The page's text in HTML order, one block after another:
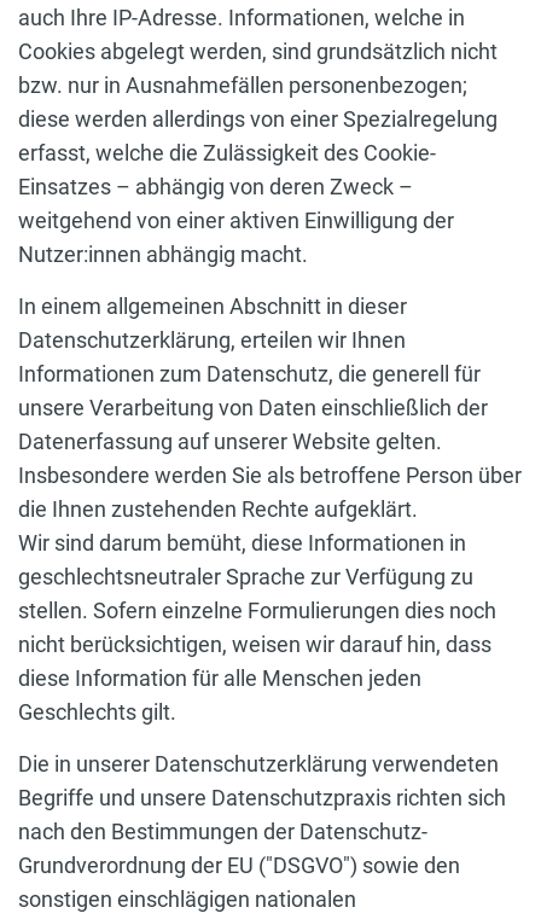
auch Ihre IP-Adresse. Informationen, welche in
Cookies abgelegt werden, sind grundsätzlich nicht
bzw. nur in Ausnahmefällen personenbezogen;
diese werden allerdings von einer Spezialregelung
erfasst, welche die Zulässigkeit des Cookie-
Einsatzes – abhängig von deren Zweck –
weitgehend von einer aktiven Einwilligung der
Nutzer:innen abhängig macht.
In einem allgemeinen Abschnitt in dieser
Datenschutzerklärung, erteilen wir Ihnen
Informationen zum Datenschutz, die generell für
unsere Verarbeitung von Daten einschließlich der
Datenerfassung auf unserer Website gelten.
Insbesondere werden Sie als betroffene Person über
die Ihnen zustehenden Rechte aufgeklärt.
Wir sind darum bemüht, diese Informationen in
geschlechtsneutraler Sprache zur Verfügung zu
stellen. Sofern einzelne Formulierungen dies noch
nicht berücksichtigen, weisen wir darauf hin, dass
diese Information für alle Menschen jeden
Geschlechts gilt.
Die in unserer Datenschutzerklärung verwendeten
Begriffe und unsere Datenschutzpraxis richten sich
nach den Bestimmungen der Datenschutz-
Grundverordnung der EU ("DSGVO") sowie den
sonstigen einschlägigen nationalen